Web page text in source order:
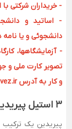
- خریداران شرکتی
- اساتید و
دانشجوئی و یا نامه
- آزمایشگاهها،
تصویر کارت ملی و
و کار به آدرس qr.mojavez.ir
3 استیل پیریدین (3-Acetylpyridine) چیست؟
پیریدین یک